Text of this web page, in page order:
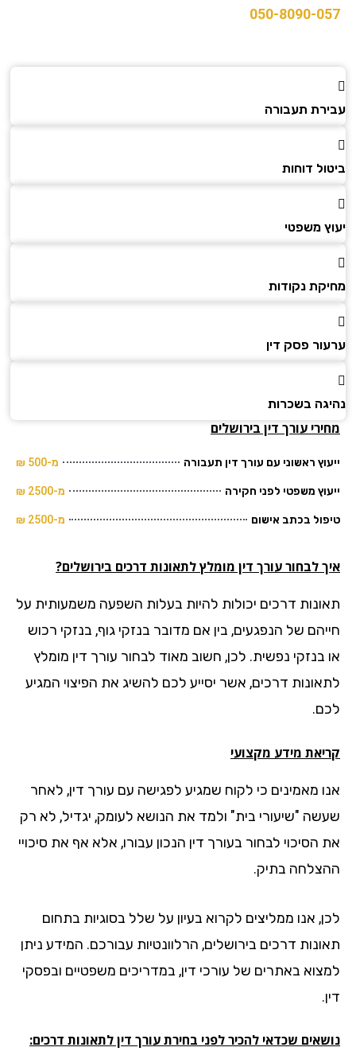
050-8090-
תעבורה
דוחות
משפטי
נקודות
פסק דין
בשכרות
עורך דין בירושלים
ראשוני עם עורך דין תעבורה מ-500 ₪
משפטי לפני חקירה מ-2500 ₪
בכתב אישום מ-2500 ₪
לבחור עורך דין מומלץ לתאונות דרכים בירושלים?
דרכים יכולות להיות בעלות השפעה משמעותית על
של הנפגעים, בין אם מדובר בנזקי גוף, בנזקי רכוש
בנזקי נפשית. לכן, חשוב מאוד לבחור עורך דין מומלץ
דרכים, אשר יסייע לכם להשיג את הפיצוי המגיע
מידע מקצועי
מאמינים כי לקוח שמגיע לפגישה עם עורך דין, לאחר
"שיעורי בית" ולמד את הנושא לעומק, יגדיל, לא רק
הסיכוי לבחור בעורך דין הנכון עבורו, אלא אף את סיכויי
בתיק.
אנו ממליצים לקרוא בעיון על שלל בסוגיות בתחום
דרכים בירושלים, הרלוונטיות עבורכם. המידע ניתן
באתרים של עורכי דין, במדריכים משפטיים ובפסקי
שכדאי להכיר לפני בחירת עורך דין לתאונות דרכים: